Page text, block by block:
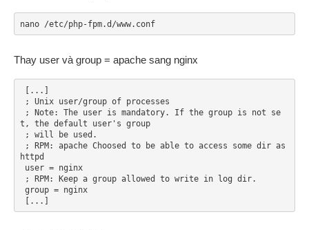
nano /etc/php-fpm.d/www.conf
Thay user và group = apache sang nginx
t, the default user's group
httpd
[...]